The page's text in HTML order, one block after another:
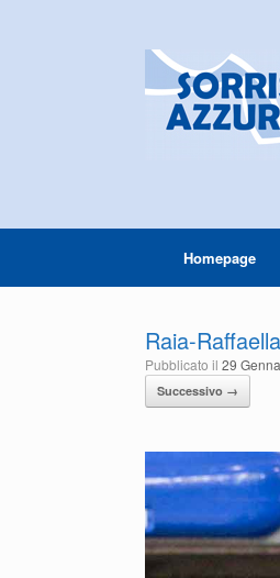
Homepage
Raia-
Pubblicato il 29
Successivo →